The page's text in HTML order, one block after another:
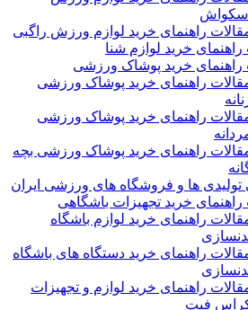
اسکواش
راهنمای خرید لوازم ورزش راگبی
راهنمای خرید لوازم شنا
راهنمای خرید پوشاک ورزشی
راهنمای خرید پوشاک ورزشی
راهنمای خرید پوشاک ورزشی
راهنمای خرید پوشاک ورزشی بچه
ها و فروشگاه های ورزشی ایران
راهنمای خرید تجهیزات باشگاهی
راهنمای خرید لوازم باشگاه
راهنمای خرید دستگاه های باشگاه
راهنمای خرید لوازم و تجهیزات
فیت